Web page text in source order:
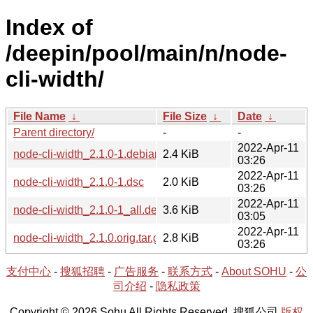
Index of
/deepin/pool/main/n/node-
cli-width/
File Name ↓ File Size ↓ Date ↓
Parent directory/
-
-
node-cli-width_2.1.0-1.debian.tar.xz
2.4 KiB
2022-Apr-11
03:26
node-cli-width_2.1.0-1.dsc
2.0 KiB
2022-Apr-11
03:26
node-cli-width_2.1.0-1_all.deb3.6 KiB
2022-Apr-11
03:05
node-cli-width_2.1.0.orig.tar.gz2.8 KiB
2022-Apr-11
03:26
支付中心 - 搜狐招聘 - 广告服务 - 联系方式 - About SOHU - 公
司介绍 - 隐私政策